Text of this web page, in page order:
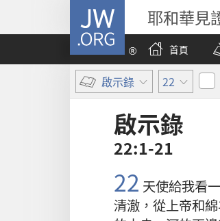
JW.ORG 耶和華見
首頁
啟示錄 22
啟示錄
22:1-21
22 天使給我看一
清澈 ， 從上帝和